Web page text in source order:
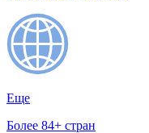
Еще
Более 84+ стран